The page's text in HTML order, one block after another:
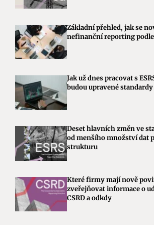
Základní přehled, jak se
nefinanční reporting podle
Jak už dnes pracovat s
budou upravené
Deset hlavních změn ve
od menšího množství dat
strukturu
Které firmy mají nově
zveřejňovat informace o
CSRD a odkdy